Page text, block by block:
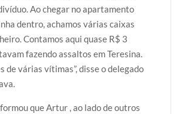
Ao chegar no apartamento
dentro, achamos várias caixas
Contamos aqui quase R$ 3
fazendo assaltos em Teresina.
de várias vítimas”, disse o delegado
que Artur , ao lado de outros